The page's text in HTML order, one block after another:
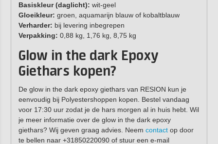
Basiskleur (daglicht): wit-geel
Gloeikleur: groen, aquamarijn blauw of kobaltblauw
Verharder: bij levering inbegrepen
Verpakking: 0,88 kg, 1,76 kg, 8,75 kg
Glow in the dark Epoxy
Giethars kopen?
De glow in the dark epoxy giethars van RESION kun je
eenvoudig bij Polyestershoppen kopen. Bestel vandaag
voor 17:30 uur zodat je de hars morgen al in huis hebt. Wil
je meer informatie over de glow in the dark epoxy
giethars? Wij geven graag advies. Neem contactop door
te bellen naar +31850220090 of stuur een e-mail